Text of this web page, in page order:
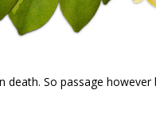
So passage however